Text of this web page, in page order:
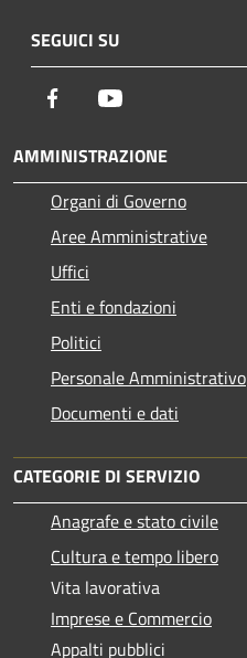
SEGUICI SU
Facebook
AMMINISTRAZIONE
Organi di Governo
Aree Amministrative
Uffici
Enti e fondazioni
Politici
Personale Amministrativo
Documenti e dati
CATEGORIE DI SERVIZIO
Anagrafe e stato civile
Cultura e tempo libero
Vita lavorativa
Imprese e Commercio
Appalti pubblici